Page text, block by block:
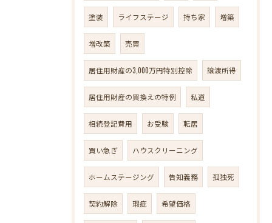
塗装 ライフステージ 持ち家 増築
増改築 売買
居住用財産の3,000万円特別控除 譲渡所得
居住用財産の買換えの特例 私道
相続登記費用 お受験 転居
買い急ぎ ハウスクリーニング
ホームステージング 告知義務 孤独死
契約解除 瑕疵 希望価格